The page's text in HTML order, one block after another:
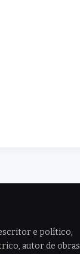
e político,
autor de obras